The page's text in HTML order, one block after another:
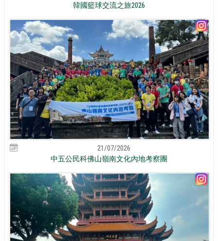
韓國籃球交流之旅2026
21/07/2026
中五公民科佛山嶺南文化內地考察團